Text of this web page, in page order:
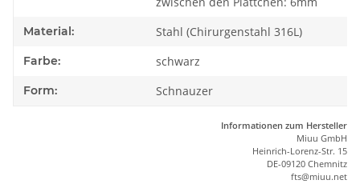
Material: Stahl (Chirurgenstahl 316L)
Farbe: schwarz
Form: Schnauzer
Informationen zum Hersteller
Miuu GmbH
Heinrich-Lorenz-Str. 15
DE-09120 Chemnitz
fts@miuu.net